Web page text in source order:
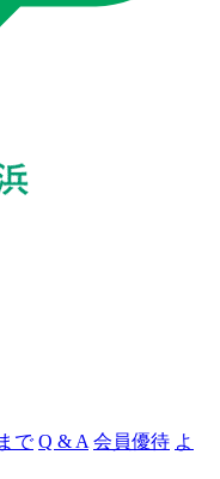
ャ
で Q & A 会員優待 よ